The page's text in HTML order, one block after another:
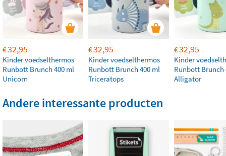
€32,95
Kinder voedselthermos
Runbott Brunch 400 ml
Unicorn
€32,95
Kinder voedselthermos
Runbott Brunch 400 ml
Triceratops
€32,95
Kinder
Runbott Brunch
Alligator
Andere interessante producten